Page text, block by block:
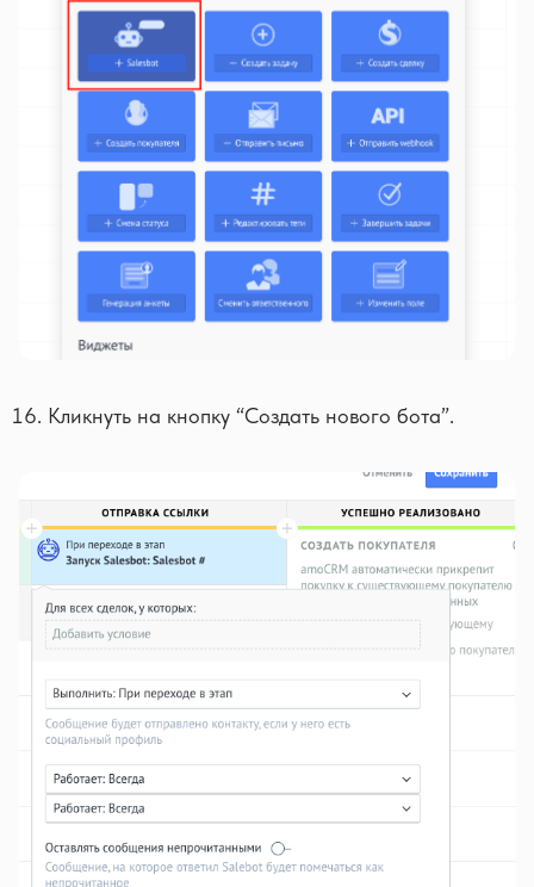
Кликнуть на кнопку “Создать нового бота”.